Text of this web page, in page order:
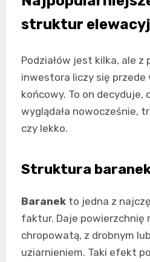
struktur
Podziałów jest kilka, ale
inwestora liczy się
końcowy. To on decyduje,
wyglądała nowocześnie,
czy lekko.
Struktura
Baranek to jedna z
faktur. Daje powierzchnię
chropowatą, z drobnym
uziarnieniem. Taki efekt